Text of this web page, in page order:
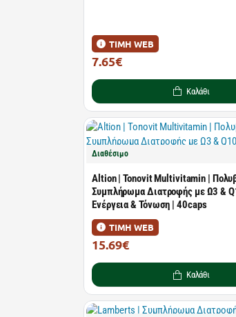
ΤΙΜΗ WEB
7.65€
Καλάθι
Διαθέσιμο
Altion | Tonovit Multivitamin |
Συμπλήρωμα Διατροφής με Ω3 &
Ενέργεια & Τόνωση | 40caps
ΤΙΜΗ WEB
15.69€
Καλάθι